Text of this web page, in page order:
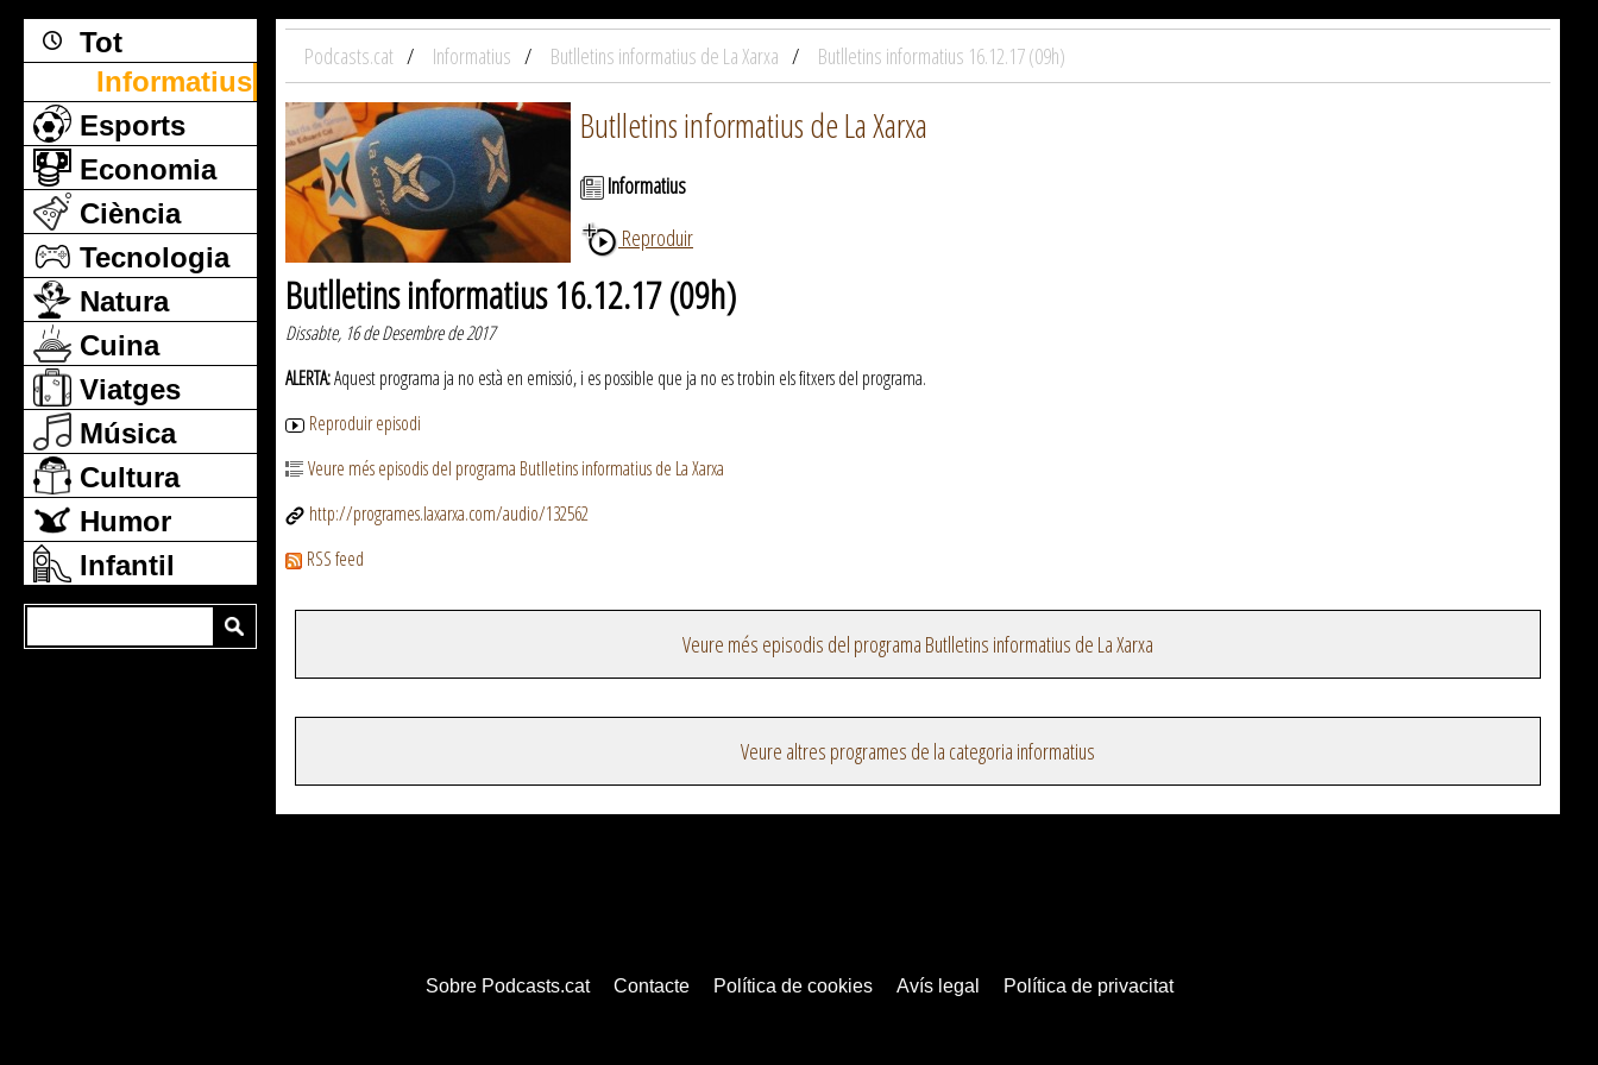
Tot
Informatius
Esports
Economia
Ciència
Tecnologia
Natura
Cuina
Viatges
Música
Cultura
Humor
Infantil
Podcasts.cat Informatius Butlletins informatius de La Xarxa Butlletins informatius 16.12.17 (09h)
Butlletins informatius de La Xarxa
Informatius
Reproduir
Butlletins informatius 16.12.17 (09h)
Dissabte, 16 de Desembre de 2017
ALERTA:Aquest programa ja no està en emissió, i es possible que ja no es trobin els fitxers del programa.
Reproduir episodi
Veure més episodis del programa Butlletins informatius de La Xarxa
http://programes.laxarxa.com/audio/132562
RSS feed
Veure més episodis del programa Butlletins informatius de La Xarxa
Veure altres programes de la categoria informatius
Sobre Podcasts.cat Contacte Política de cookies Avís legal Política de privacitat